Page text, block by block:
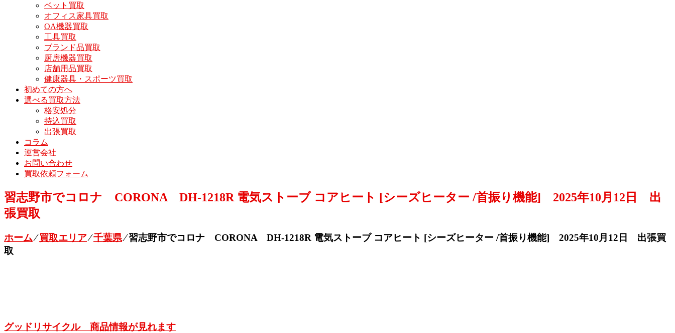
ベット買取
オフィス家具買取
OA機器買取
工具買取
ブランド品買取
厨房機器買取
店舗用品買取
健康器具・スポーツ買取
初めての方へ
選べる買取方法
格安処分
持込買取
出張買取
コラム
運営会社
お問い合わせ
買取依頼フォーム
習志野市でコロナ CORONA DH-1218R 電気ストーブ コアヒート [シーズヒーター /首振り機能] 2025年10月12日 出
張買取
ホーム⁄買取エリア⁄千葉県⁄習志野市でコロナ CORONA DH-1218R 電気ストーブ コアヒート [シーズヒーター /首振り機能] 2025年10月12日 出張買
取
グッドリサイクル 商品情報が見れます